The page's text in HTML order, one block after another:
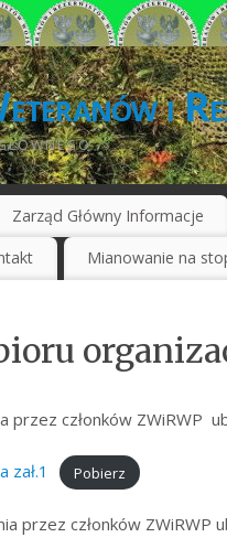
i
Zarząd Główny Informacje
Mianowanie na
przez członków ZWiRWP
zał.1 Pobierz
przez członków ZWiRWP